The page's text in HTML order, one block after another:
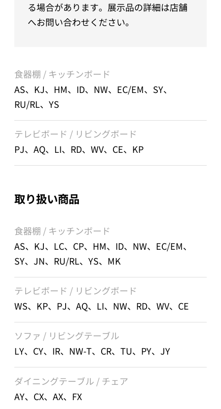
る場合があります。展示品の詳細は店舗
へお問い合わせください。
食器棚 / キッチンボード
AS、KJ、HM、ID、NW、EC/EM、SY、
RU/RL、YS
テレビボード / リビングボード
PJ、AQ、LI、RD、WV、CE、KP
取り扱い商品
食器棚 / キッチンボード
AS、KJ、LC、CP、HM、ID、NW、EC/EM、
SY、JN、RU/RL、YS、MK
テレビボード / リビングボード
WS、KP、PJ、AQ、LI、NW、RD、WV、CE
ソファ / リビングテーブル
LY、CY、IR、NW-T、CR、TU、PY、JY
ダイニングテーブル / チェア
AY、CX、AX、FX